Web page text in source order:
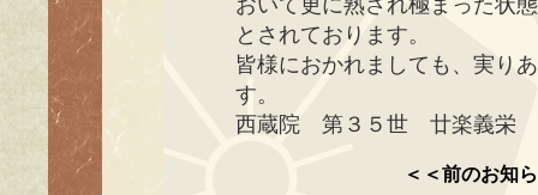
とされております。
皆様におかれましても、実り
す。
西蔵院 第３５世 廿楽義栄
＜＜前のお知